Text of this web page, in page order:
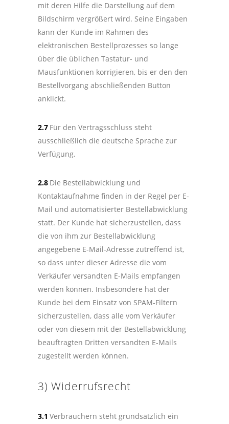
mit deren Hilfe die Darstellung auf dem
Bildschirm vergrößert wird. Seine Eingaben
kann der Kunde im Rahmen des
elektronischen Bestellprozesses so lange
über die üblichen Tastatur- und
Mausfunktionen korrigieren, bis er den den
Bestellvorgang abschließenden Button
anklickt.
2.7 Für den Vertragsschluss steht
ausschließlich die deutsche Sprache zur
Verfügung.
2.8 Die Bestellabwicklung und
Kontaktaufnahme finden in der Regel per E-
Mail und automatisierter Bestellabwicklung
statt. Der Kunde hat sicherzustellen, dass
die von ihm zur Bestellabwicklung
angegebene E-Mail-Adresse zutreffend ist,
so dass unter dieser Adresse die vom
Verkäufer versandten E-Mails empfangen
werden können. Insbesondere hat der
Kunde bei dem Einsatz von SPAM-Filtern
sicherzustellen, dass alle vom Verkäufer
oder von diesem mit der Bestellabwicklung
beauftragten Dritten versandten E-Mails
zugestellt werden können.
3) Widerrufsrecht
3.1 Verbrauchern steht grundsätzlich ein